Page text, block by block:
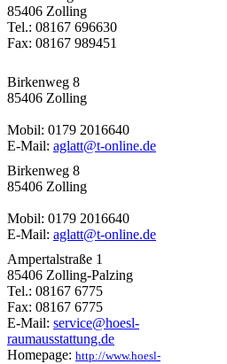
85406 Zolling
Tel.: 08167 696630
Fax: 08167 989451
Birkenweg 8
85406 Zolling
Mobil: 0179 2016640
E-Mail: aglatt@t-online.de
Birkenweg 8
85406 Zolling
Mobil: 0179 2016640
E-Mail: aglatt@t-online.de
Ampertalstraße 1
85406 Zolling-Palzing
Tel.: 08167 6775
Fax: 08167 6775
E-Mail: service@hoesl-
raumausstattung.de
Homepage: http://www.hoesl-